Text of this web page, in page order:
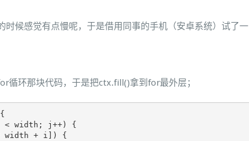
时候感觉有点慢呢，于是借用同事的手机（安卓系统）试了一
循环那块代码，于是把ctx.fill()拿到for最外层；
{
< width ; j ++)
{
width + i ]) {